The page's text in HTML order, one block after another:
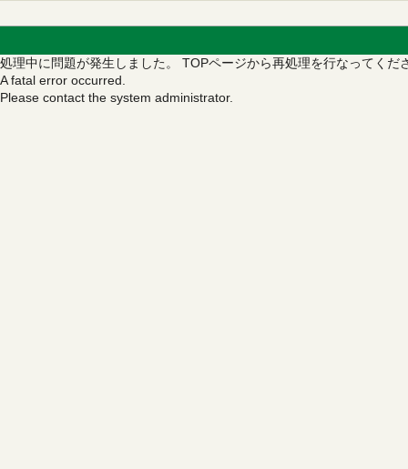
処理中に問題が発生しました。 TOPページから再処理を行なってくだ
A fatal error occurred.
Please contact the system administrator.